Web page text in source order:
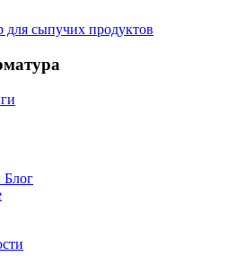
сыпучих продуктов